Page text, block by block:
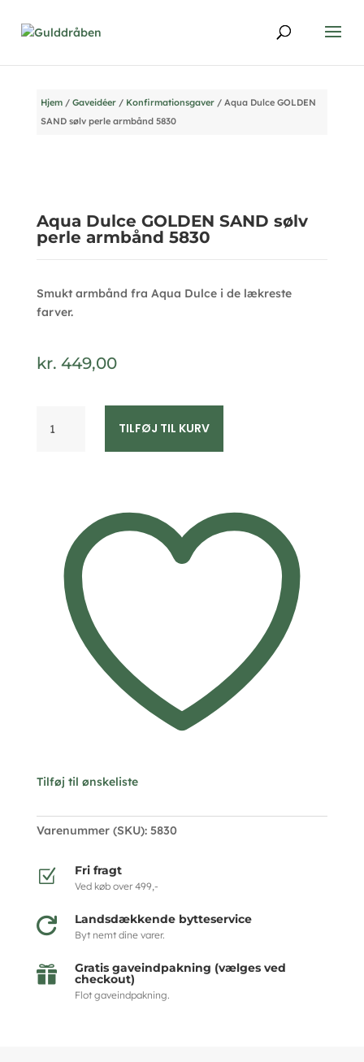
Hjem/ Gaveidéer/ Konfirmationsgaver/ Aqua Dulce GOLDEN
SAND sølv perle armbånd 5830
Aqua Dulce GOLDEN SAND sølv
perle armbånd 5830
Smukt armbånd fra Aqua Dulce i de lækreste
farver.
kr. 449,00
Dulce
armbånd
antal
TILFØJ TIL KURV
Tilføj til ønskeliste
Varenummer (SKU): 5830
Z Fri fragt
Ved køb over 499,-
 Landsdækkende bytteservice
Byt nemt dine varer.
 Gratis gaveindpakning (vælges ved
checkout)
Flot gaveindpakning.